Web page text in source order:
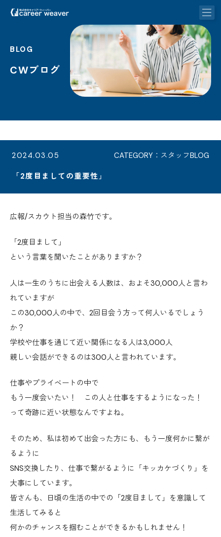
BLOG
CWブログ
2024.03.05 CATEGORY：スタッフBLOG
「2度目ましての重要性」
広報/スカウト担当の森竹です。
「2度目まして」
という言葉を聞いたことがありますか？
人は一生のうちに出会える人数は、およそ30,000人と言わ
れていますが
この30,000人の中で、2回目会う方って何人いるでしょう
か？
学校や仕事を通じて近い関係になる人は3,000人
親しい会話ができるのは300人と言われています。
仕事やプライベートの中で
もう一度会いたい！ この人と仕事をするようになった！
って奇跡に近い状態なんですよね。
そのため、私は初めて出会った方にも、もう一度何かに繋が
るように
SNS交換したり、仕事で繋がるように「キッカケづくり」を
大事にしています。
皆さんも、日頃の生活の中での「2度目まして」を意識して
生活してみると
何かのチャンスを掴むことができるかもしれません！